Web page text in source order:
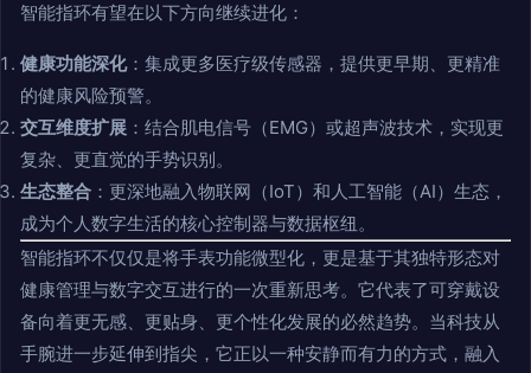
智能指环有望在以下方向继续进化：
健康功能深化：集成更多医疗级传感器，提供更早期、更精准
的健康风险预警。
交互维度扩展 ：结合肌电信号（EMG）或超声波技术，实现更
复杂、更直觉的手势识别。
生态整合 ：更深地融入物联网（IoT）和人工智能（AI）生态，
成为个人数字生活的核心控制器与数据枢纽。
智能指环不仅仅是将手表功能微型化，更是基于其独特形态对
健康管理与数字交互进行的一次重新思考。它代表了可穿戴设
备向着更无感、更贴身、更个性化发展的必然趋势。当科技从
手腕进一步延伸到指尖，它正以一种安静而有力的方式，融入